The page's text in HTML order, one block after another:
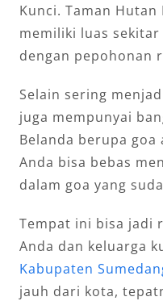
Kunci. Taman
memiliki luas
dengan pepohonan
Selain sering
juga mempunyai
Belanda berupa
Anda bisa bebas
dalam goa yang
Tempat ini bisa jadi
Anda dan keluarga
Kabupaten
jauh dari kota,